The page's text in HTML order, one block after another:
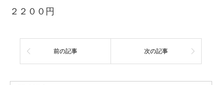
２２００円
前の記事 次の記事